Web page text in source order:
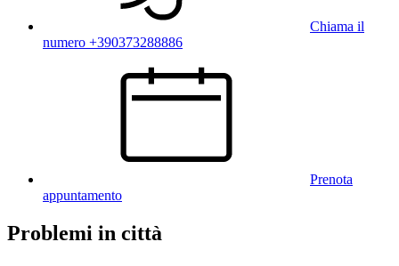
Chiama il
numero +390373288886
Prenota
appuntamento
Problemi in città